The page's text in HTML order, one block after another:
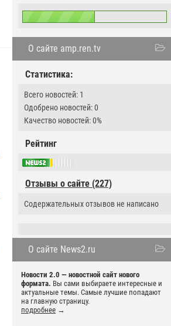
О сайте amp.ren.tv
Статистика:
Всего новостей: 1
Одобрено новостей: 0
Качество новостей: 0%
Рейтинг
Отзывы о сайте (227)
Содержательных отзывов не написано
О сайте News2.ru
Новости 2.0 — новостной сайт нового
формата. Вы сами выбираете интересные и
актуальные темы. Самые лучшие попадают
на главную страницу.
подробнее →